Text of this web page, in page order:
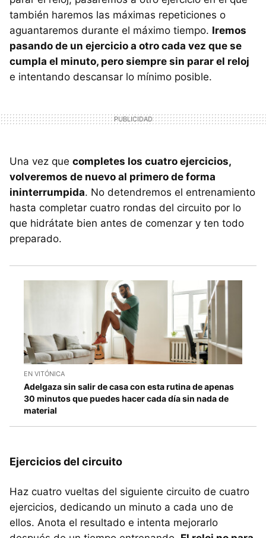
también haremos las máximas repeticiones o
aguantaremos durante el máximo tiempo. Iremos
pasando de un ejercicio a otro cada vez que se
cumpla el minuto, pero siempre sin parar el reloj
e intentando descansar lo mínimo posible.
Una vez que completes los cuatro ejercicios,
volveremos de nuevo al primero de forma
ininterrumpida. No detendremos el entrenamiento
hasta completar cuatro rondas del circuito por lo
que hidrátate bien antes de comenzar y ten todo
preparado.
EN VITÓNICA
Adelgaza sin salir de casa con esta rutina de apenas
30 minutos que puedes hacer cada día sin nada de
material
Ejercicios del circuito
Haz cuatro vueltas del siguiente circuito de cuatro
ejercicios, dedicando un minuto a cada uno de
ellos. Anota el resultado e intenta mejorarlo